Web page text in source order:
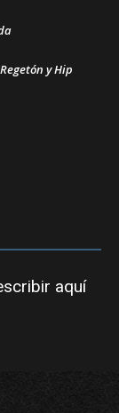
y Hip
aquí